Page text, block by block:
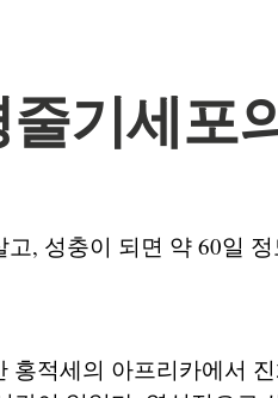
기세포
, 성충이 되면 약 60일
적세의 아프리카에서